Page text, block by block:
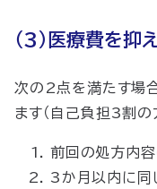
（3）医療費を抑
次の2点を満たす場
ます（自己負担3割
前回の処方内
3か月以内に同